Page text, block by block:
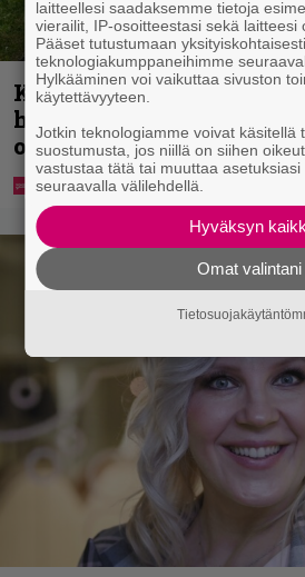
Koululaisille jaetaan
heijastinreppuja – näin
omasi S-marketista
laitteellesi saadaksemme tietoja
vierailit, IP-osoitteestasi sekä laitteesi
Pääset tutustumaan
teknologiakumppaneihimme
Hylkääminen voi vaikuttaa sivuston
käytettävyyteen.
Jotkin teknologiamme voivat käsitellä
suostumusta, jos niillä on siihen
vastustaa tätä tai muuttaa asetuksiasi
seuraavalla välilehdellä.
Hyväksyn
Omat valintani